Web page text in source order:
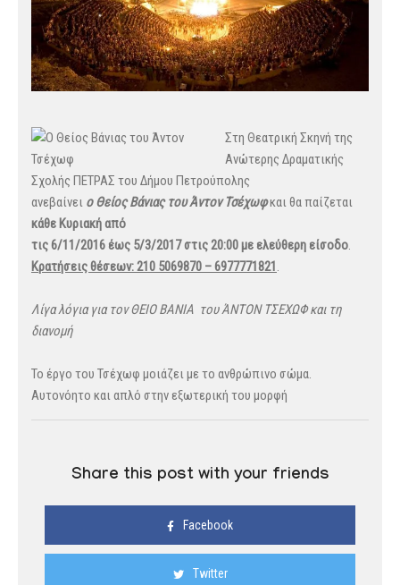
Στη Θεατρική Σκηνή της
Ανώτερης Δραματικής
Σχολής ΠΕΤΡΑΣ του Δήμου Πετρούπολης
ανεβαίνει ο Θείος Βάνιας του Άντον Τσέχωφκαι θα παίζεται
κάθε Κυριακή από
τις 6/11/2016 έως 5/3/2017 στις 20:00 με ελεύθερη είσοδο.
Κρατήσεις θέσεων: 210 5069870 – 6977771821.
Λίγα λόγια για τον ΘΕΙΟ ΒΑΝΙΑ του ΆΝΤΟΝ ΤΣΕΧΩΦ και τη
διανομή
Το έργο του Τσέχωφ μοιάζει με το ανθρώπινο σώμα.
Αυτονόητο και απλό στην εξωτερική του μορφή
Share this post with your friends
Facebook
Twitter